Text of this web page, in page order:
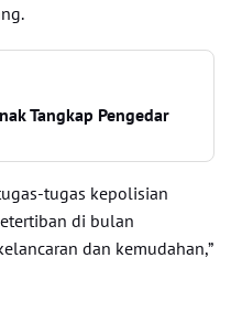
Tangkap Pengedar
tugas kepolisian
di bulan
dan kemudahan,”